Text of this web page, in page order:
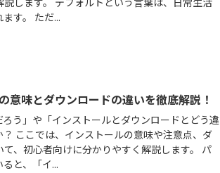
す。 ただ...
意味とダウンロードの違いを徹底解説！
ろう」や「インストールとダウンロードとどう違
ここでは、インストールの意味や注意点、ダ
、初心者向けに分かりやすく解説します。 パ
と、「イ...